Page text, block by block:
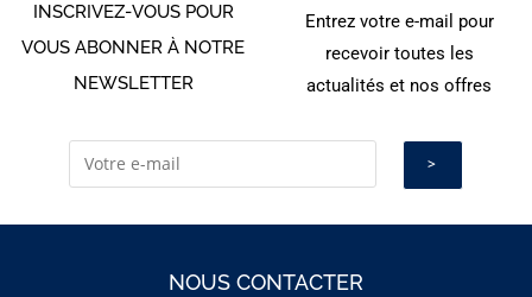
INSCRIVEZ-VOUS POUR
VOUS ABONNER À NOTRE
NEWSLETTER
Entrez votre e-mail pour
recevoir toutes les
actualités et nos offres
NOUS CONTACTER